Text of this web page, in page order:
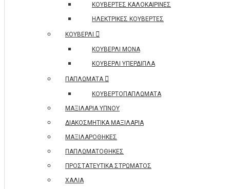
ΚΟΥΒΕΡΤΕΣ ΚΑΛΟΚΑΙΡΙΝΕΣ
ΗΛΕΚΤΡΙΚΕΣ ΚΟΥΒΕΡΤΕΣ
ΚΟΥΒΕΡΛΙ
ΚΟΥΒΕΡΛΙ ΜΟΝΑ
ΚΟΥΒΕΡΛΙ ΥΠΕΡΔΙΠΛΑ
ΠΑΠΛΩΜΑΤΑ
ΚΟΥΒΕΡΤΟΠΑΠΛΩΜΑΤΑ
ΜΑΞΙΛΑΡΙΑ ΥΠΝΟΥ
ΔΙΑΚΟΣΜΗΤΙΚΑ ΜΑΞΙΛΑΡΙΑ
ΜΑΞΙΛΑΡΟΘΗΚΕΣ
ΠΑΠΛΩΜΑΤΟΘΗΚΕΣ
ΠΡΟΣΤΑΤΕΥΤΙΚΑ ΣΤΡΩΜΑΤΟΣ
ΧΑΛΙΑ